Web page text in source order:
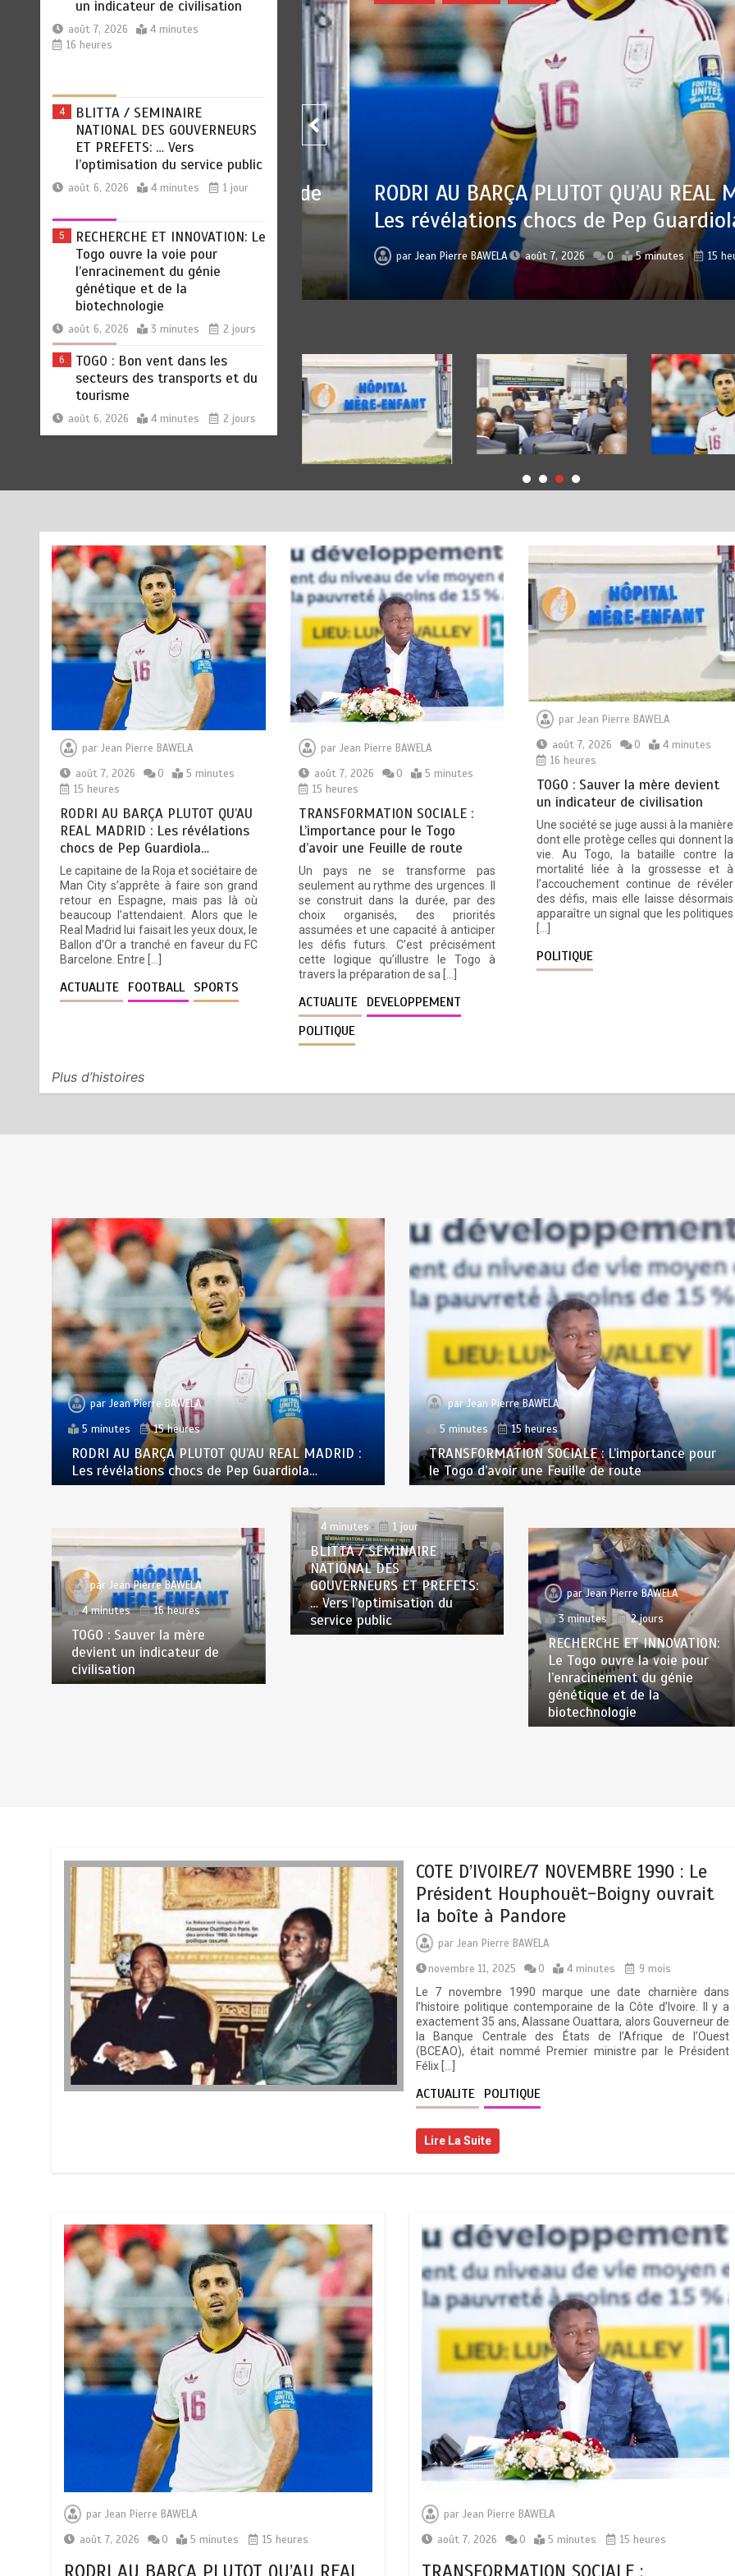
4
BLITTA / SEMINAIRE
NATIONAL DES GOUVERNEURS
août 6, 2026 4 minutes
RECHERCHE ET INNOVATION: Le
Togo ouvre la voie pour
l’enracinement du génie
biotechnologie
août 6, 2026 3 minutes
TOGO : Bon vent dans les
secteurs des transports et du
août 6, 2026
RODRI AU BARÇA PLUTOT
QU’AU REAL MADRID : Les
2
TRANSFORMATION SOCIALE :
L’importance pour le Togo
d’avoir une Feuille de route
août 7, 2026
5 minutes
15 heures
3
TOGO : Sauver la mère devient
un indicateur de civilisation
août 7, 2026
4 minutes
16 heures
4
BLITTA / SEMINAIRE
NATIONAL DES GOUVERNEURS
ET PREFETS: … Vers
l’optimisation du service public
août 6, 2026 4 minutes
5
RECHERCHE ET INNOVATION: Le
Togo ouvre la voie pour
l’enracinement du génie
génétique et de la
août 6, 2026 3 minutes 2 jours
devient un indicateur de
4 minutes 16 heures
RODRI AU BARÇA PLUTOT QU’AU REAL
Les révélations chocs de Pep Guardiola…
Jean Pierre BAWELA août 7, 2026 0 5 minutes 15 heures
parJean Pierre BAWELA
août 7, 2026
0
5 minutes
15 heures
RODRI AU BARÇA PLUTOT QU’AU
REAL MADRID : Les révélations
chocs de Pep Guardiola…
Le capitaine de la Roja et sociétaire de
Man City s’apprête à faire son grand
retour en Espagne, mais pas là où
beaucoup l’attendaient. Alors que le
Real Madrid lui faisait les yeux doux, le
Ballon d’Or a tranché en faveur du FC
Barcelone. Entre […]
ACTUALITE FOOTBALL SPORTS
par Jean Pierre BAWELA
août 7, 2026
0
5 minutes
15 heures
TRANSFORMATION SOCIALE :
L’importance pour le Togo
d’avoir une Feuille de route
Un pays ne se transforme pas
seulement au rythme des urgences. Il
se construit dans la durée, par des
choix organisés, des priorités
assumées et une capacité à anticiper
les défis futurs. C’est précisément
cette logique qu’illustre le Togo à
travers la préparation de sa […]
ACTUALITE DEVELOPPEMENT
POLITIQUE
par Jean Pierre BAWELA
août 7, 2026
0
4 minutes
16 heures
TOGO : Sauver la mère devient
un indicateur de civilisation
Une société se juge aussi à la manière
dont elle protège celles qui donnent la
vie. Au Togo, la bataille contre la
mortalité liée à la grossesse et à
l’accouchement continue de révéler
des défis, mais elle laisse désormais
apparaître un signal que les politiques
POLITIQUE
Plus d’histoires
parJean Pierre BAWELA
5 minutes
15 heures
RODRI AU BARÇA PLUTOT QU’AU REAL MADRID :
Les révélations chocs de Pep Guardiola…
parJean Pierre BAWELA
5 minutes
15 heures
TRANSFORMATION SOCIALE : L’importance pour
le Togo d’avoir une Feuille de route
parJean Pierre BAWELA
4 minutes
16 heures
TOGO : Sauver la mère
devient un indicateur de
civilisation
4 minutes
1 jour
BLITTA / SEMINAIRE
NATIONAL DES
GOUVERNEURS ET PREFETS:
… Vers l’optimisation du
service public
parJean Pierre BAWELA
3 minutes
2 jours
RECHERCHE ET INNOVATION:
Le Togo ouvre la voie pour
l’enracinement du génie
génétique et de la
biotechnologie
COTE D’IVOIRE/7 NOVEMBRE 1990 : Le
Président Houphouët-Boigny ouvrait
la boîte à Pandore
par Jean Pierre BAWELA
novembre 11, 2025
0 4 minutes
9 mois
Le 7 novembre 1990 marque une date charnière dans
l’histoire politique contemporaine de la Côte d’Ivoire. Il y a
exactement 35 ans, Alassane Ouattara, alors Gouverneur de
la Banque Centrale des États de l’Afrique de l’Ouest
(BCEAO), était nommé Premier ministre par le Président
Félix […]
ACTUALITE POLITIQUE
Lire La Suite
parJean Pierre BAWELA
août 7, 2026
0 5 minutes 15 heures
RODRI AU BARÇA PLUTOT QU’AU REAL
par Jean Pierre BAWELA
août 7, 2026
0 5 minutes 15 heures
TRANSFORMATION SOCIALE :